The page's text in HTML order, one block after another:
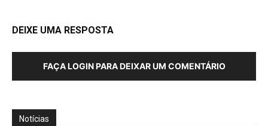
DEIXE UMA RESPOSTA
FAÇA LOGIN PARA DEIXAR UM COMENTÁRIO
Notícias